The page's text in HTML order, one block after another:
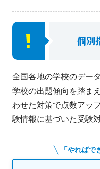
個別
全国各地の学校のデー
学校の出題傾向を踏ま
わせた対策で点数アッ
験情報に基づいた受験
「やれば